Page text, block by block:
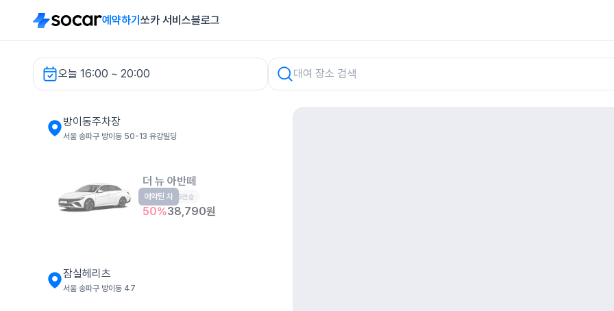
예약하기 쏘카 서비스블로그
오늘 16:00 ~ 20:00
방이동주차장 렌터카
방이동주차장
서울 송파구 방이동 50-13 유강빌딩
더 뉴 아반떼
준중형 5인승
50%38,790원
예약된 차
잠실헤리츠
서울 송파구 방이동 47